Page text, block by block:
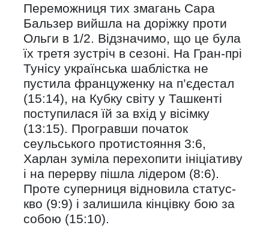
Переможниця тих змагань Сара
Бальзер вийшла на доріжку проти
Ольги в 1/2. Відзначимо, що це була
їх третя зустріч в сезоні. На Гран-прі
Тунісу українська шаблістка не
пустила француженку на п’єдестал
(15:14), на Кубку світу у Ташкенті
поступилася їй за вхід у вісімку
(13:15). Програвши початок
сеульського протистояння 3:6,
Харлан зуміла перехопити ініціативу
і на перерву пішла лідером (8:6).
Проте суперниця відновила статус-
кво (9:9) і залишила кінцівку бою за
собою (15:10).